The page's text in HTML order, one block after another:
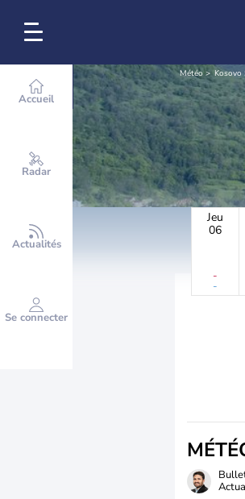
Accueil
Radar
Actualités
Se connecter
Météo Kosovo
Jeu
06
-
-